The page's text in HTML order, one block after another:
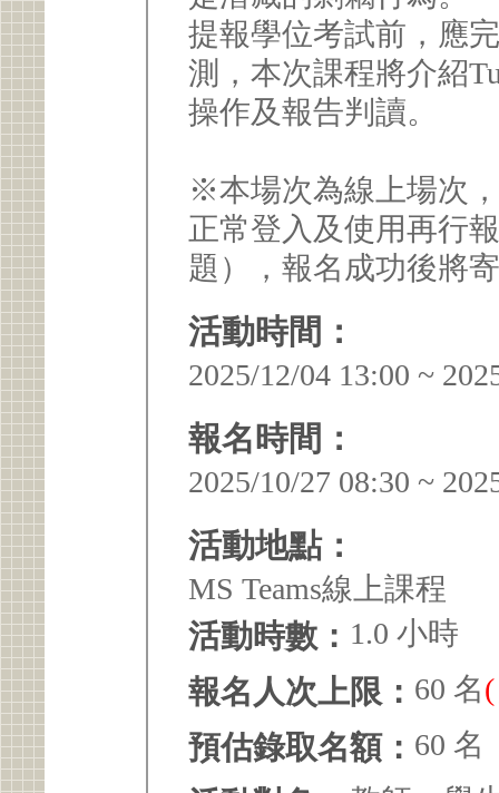
提報學位考試前，應
測，本次課程將介紹
操作及報告判讀。
※本場次為線上場次，
正常登入及使用再行
題），報名成功後將
活動時間：
2025/12/04 13:00 ~
報名時間：
2025/10/27 08:30 ~
活動地點：
MS Teams線上課程
活動時數： 1.0 小時
報名人次上限： 60 名
預估錄取名額： 60 名